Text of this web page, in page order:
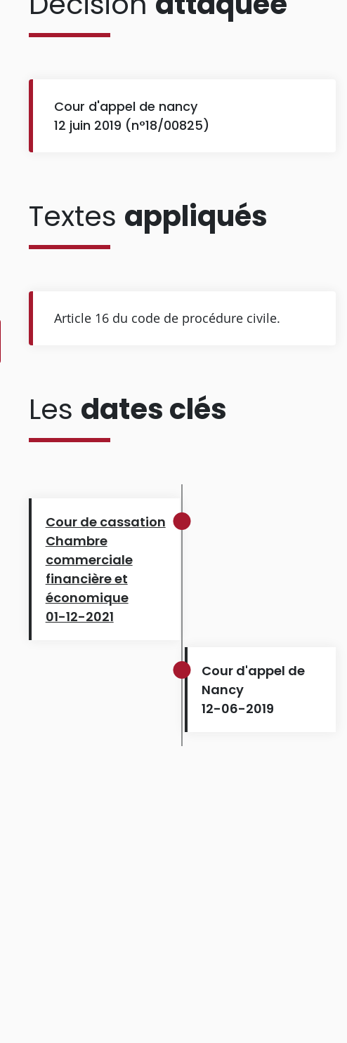
Cour d'appel de nancy
12 juin 2019 (n°18/00825)
Textes appliqués
Article 16 du code de procédure civile.
Les dates clés
Cour de cassation
Chambre
commerciale
financière et
économique
01-12-2021
Cour d'appel de
Nancy
12-06-2019